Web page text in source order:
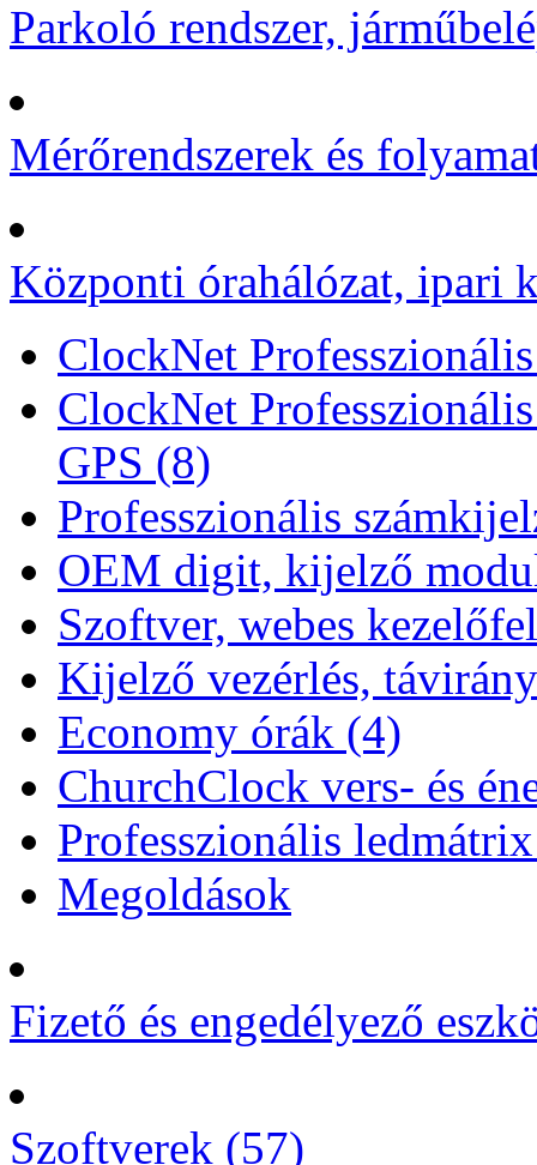
Parkoló rendszer,
Mérőrendszerek és
Központi órahálózat, ipari
ClockNet
ClockNet
GPS (8)
Professzionális
OEM digit, kijelző
Szoftver, webes
Kijelző vezérlés,
Economy órák (4)
ChurchClock vers- és
Professzionális
Megoldások
Fizető és engedélyező
Szoftverek (57)